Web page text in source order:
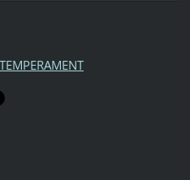
TEMPERAMENT